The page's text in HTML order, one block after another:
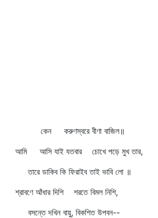
কেন করুণস্বরে বীণা বাজিল॥
আমি আসি যাই যতবার চোখে পড়ে মুখ তার,
তারে ডাকিব কি ফিরাইব তাই ভাবি লো ॥
শ্রাবণে আঁধার দিশি শরতে বিমল নিশি,
বসন্তে দখিন বায়ু, বিকশিত উপবন--